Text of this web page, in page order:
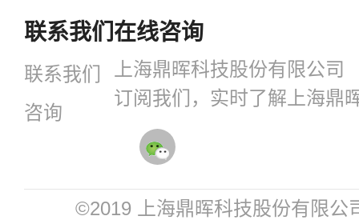
联系我们
联系我们
咨询
在线咨询
上海鼎晖科技股份有限公司
订阅我们，实时了解上海鼎
©2019 上海鼎晖科技股份有限公